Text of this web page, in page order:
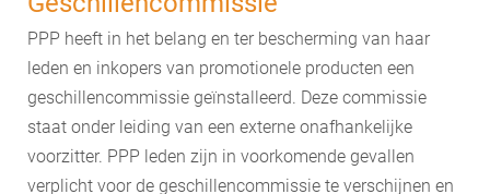
PPP heeft in het belang en ter bescherming van haar
leden en inkopers van promotionele producten een
geschillencommissie geïnstalleerd. Deze commissie
staat onder leiding van een externe onafhankelijke
voorzitter. PPP leden zijn in voorkomende gevallen
verplicht voor de geschillencommissie te verschijnen en